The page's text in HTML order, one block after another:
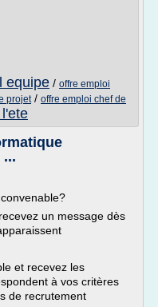
equipe / offre emploi
projet/ offre emploi chef de
...
un message dès
et recevez les
à vos critères
de recrutement